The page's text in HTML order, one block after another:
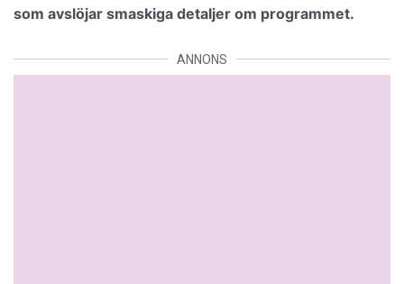
som avslöjar smaskiga detaljer om programmet.
ANNONS